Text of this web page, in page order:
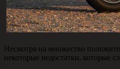
Несмотря на множество
некоторые недостатки, которые